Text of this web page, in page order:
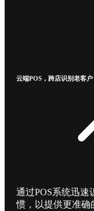
云端POS，跨店识别老客户
通过POS系统迅
惯，以提供更准确